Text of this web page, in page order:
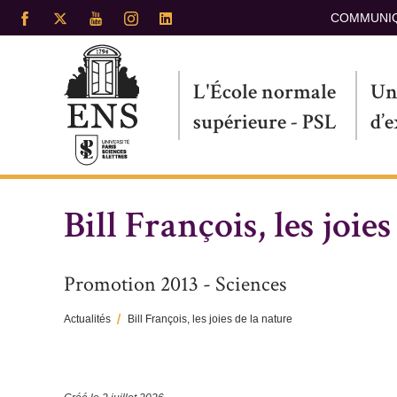
Aller
L'École normale
supérieure - PSL
Bill François, les
Promotion 2013 - Sciences
Actualités Bill François, les joies de la nature